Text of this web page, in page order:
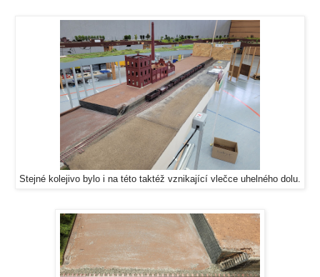
Stejné kolejivo bylo i na této taktéž vznikající vlečce uhelného dolu.